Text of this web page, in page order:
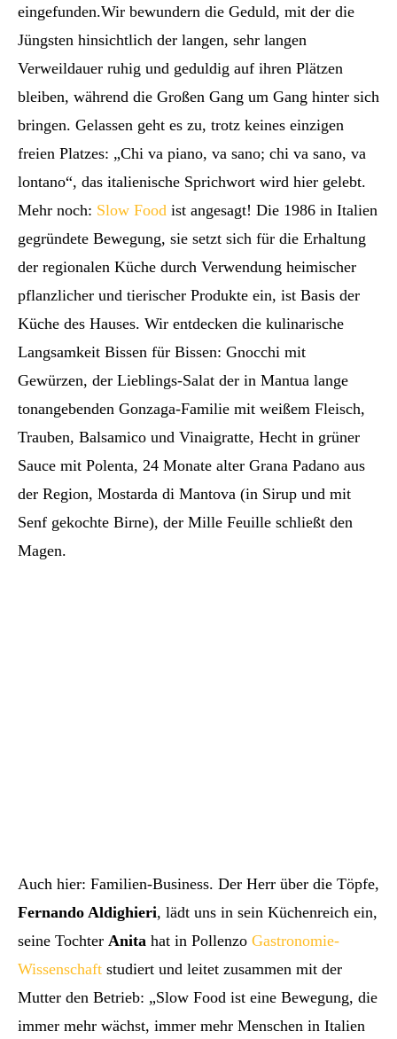
eingefunden.Wir bewundern die Geduld, mit der die
Jüngsten hinsichtlich der langen, sehr langen
Verweildauer ruhig und geduldig auf ihren Plätzen
bleiben, während die Großen Gang um Gang hinter sich
bringen. Gelassen geht es zu, trotz keines einzigen
freien Platzes: „Chi va piano, va sano; chi va sano, va
lontano“, das italienische Sprichwort wird hier gelebt.
Mehr noch: Slow Food ist angesagt! Die 1986 in Italien
gegründete Bewegung, sie setzt sich für die Erhaltung
der regionalen Küche durch Verwendung heimischer
pflanzlicher und tierischer Produkte ein, ist Basis der
Küche des Hauses. Wir entdecken die kulinarische
Langsamkeit Bissen für Bissen: Gnocchi mit
Gewürzen, der Lieblings-Salat der in Mantua lange
tonangebenden Gonzaga-Familie mit weißem Fleisch,
Trauben, Balsamico und Vinaigratte, Hecht in grüner
Sauce mit Polenta, 24 Monate alter Grana Padano aus
der Region, Mostarda di Mantova (in Sirup und mit
Senf gekochte Birne), der Mille Feuille schließt den
Magen.
Auch hier: Familien-Business. Der Herr über die Töpfe,
Fernando Aldighieri, lädt uns in sein Küchenreich ein,
seine Tochter Anita hat in Pollenzo Gastronomie-
Wissenschaft studiert und leitet zusammen mit der
Mutter den Betrieb: „Slow Food ist eine Bewegung, die
immer mehr wächst, immer mehr Menschen in Italien